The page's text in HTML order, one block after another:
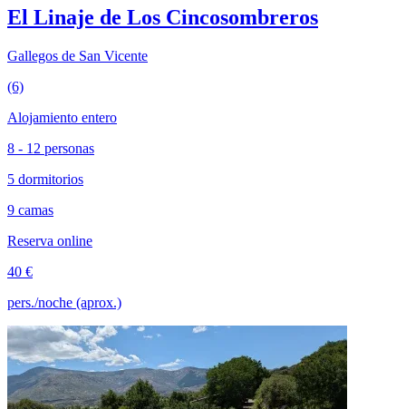
El Linaje de Los Cincosombreros
Gallegos de San Vicente
(6)
Alojamiento entero
8 - 12 personas
5 dormitorios
9 camas
Reserva online
40 €
pers./noche (aprox.)